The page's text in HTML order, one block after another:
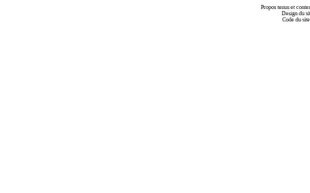
Propos tenus et
Design du
Code du